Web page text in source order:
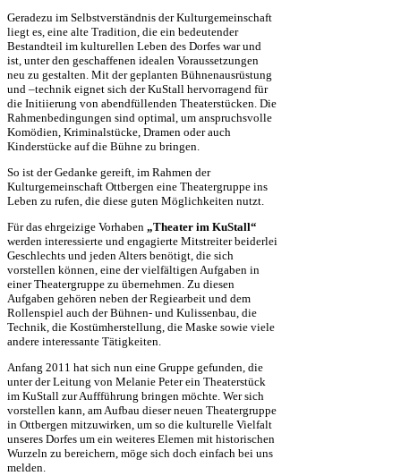
Geradezu im Selbstverständnis der Kulturgemeinschaft
liegt es, eine alte Tradition, die ein bedeutender
Bestandteil im kulturellen Leben des Dorfes war und
ist, unter den geschaffenen idealen Voraussetzungen
neu zu gestalten. Mit der geplanten Bühnenausrüstung
und –technik eignet sich der KuStall hervorragend für
die Initiierung von abendfüllenden Theaterstücken. Die
Rahmenbedingungen sind optimal, um anspruchsvolle
Komödien, Kriminalstücke, Dramen oder auch
Kinderstücke auf die Bühne zu bringen.
So ist der Gedanke gereift, im Rahmen der
Kulturgemeinschaft Ottbergen eine Theatergruppe ins
Leben zu rufen, die diese guten Möglichkeiten nutzt.
Für das ehrgeizige Vorhaben „Theater im KuStall“
werden interessierte und engagierte Mitstreiter beiderlei
Geschlechts und jeden Alters benötigt, die sich
vorstellen können, eine der vielfältigen Aufgaben in
einer Theatergruppe zu übernehmen. Zu diesen
Aufgaben gehören neben der Regiearbeit und dem
Rollenspiel auch der Bühnen- und Kulissenbau, die
Technik, die Kostümherstellung, die Maske sowie viele
andere interessante Tätigkeiten.
Anfang 2011 hat sich nun eine Gruppe gefunden, die
unter der Leitung von Melanie Peter ein Theaterstück
im KuStall zur Auffführung bringen möchte. Wer sich
vorstellen kann, am Aufbau dieser neuen Theatergruppe
in Ottbergen mitzuwirken, um so die kulturelle Vielfalt
unseres Dorfes um ein weiteres Elemen mit historischen
Wurzeln zu bereichern, möge sich doch einfach bei uns
melden.